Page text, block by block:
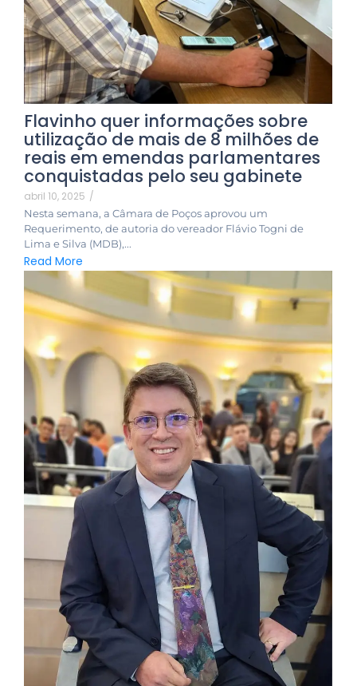
Flavinho quer informações sobre
utilização de mais de 8 milhões de
reais em emendas parlamentares
conquistadas pelo seu gabinete
abril 10, 2025 /
Nesta semana, a Câmara de Poços aprovou um
Requerimento, de autoria do vereador Flávio Togni de
Lima e Silva (MDB),...
Read More